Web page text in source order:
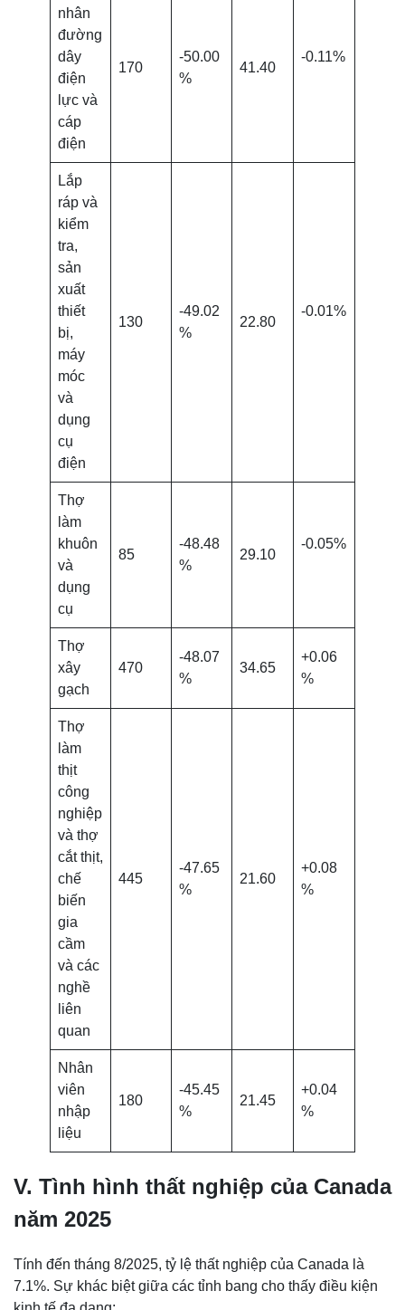
nhân
đường
dây
điện
lực và
cáp
điện
170
-50.00
%
41.40
-0.11%
Lắp
ráp và
kiểm
tra,
sản
xuất
thiết
bị,
máy
móc
và
dụng
cụ
điện
130
-49.02
%
22.80
-0.01%
Thợ
làm
khuôn
và
dụng
cụ
85
-48.48
%
29.10
-0.05%
Thợ
xây
gạch
470
-48.07
%
34.65
+0.06
%
Thợ
làm
thịt
công
nghiệp
và thợ
cắt thịt,
chế
biến
gia
cầm
và các
nghề
liên
quan
445
-47.65
%
21.60
+0.08
%
Nhân
viên
nhập
liệu
180
-45.45
%
21.45
+0.04
%
V. Tình hình thất nghiệp của Canada
năm 2025
Tính đến tháng 8/2025, tỷ lệ thất nghiệp của Canada là
7.1%. Sự khác biệt giữa các tỉnh bang cho thấy điều kiện